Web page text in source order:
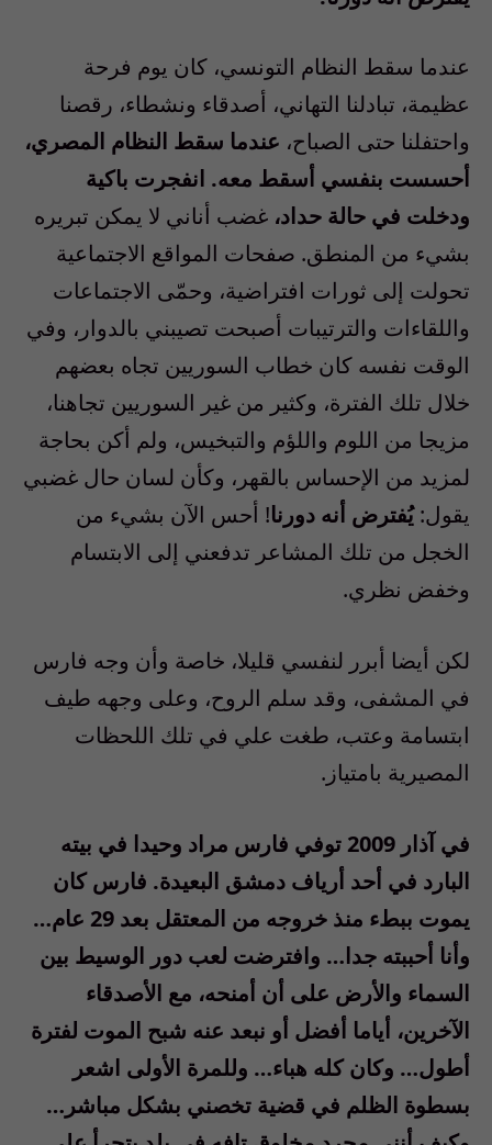
عندما سقط النظام التونسي، كان يوم فرحة
عظيمة، تبادلنا التهاني، أصدقاء ونشطاء، رقصنا
واحتفلنا حتى الصباح، عندما سقط النظام المصري،
أحسست بنفسي أسقط معه. انفجرت باكية
ودخلت في حالة حداد، غضب أناني لا يمكن تبريره
بشيء من المنطق. صفحات المواقع الاجتماعية
تحولت إلى ثورات افتراضية، وحمّى الاجتماعات
واللقاءات والترتيبات أصبحت تصيبني بالدوار، وفي
الوقت نفسه كان خطاب السوريين تجاه بعضهم
خلال تلك الفترة، وكثير من غير السوريين تجاهنا،
مزيجا من اللوم واللؤم والتبخيس، ولم أكن بحاجة
لمزيد من الإحساس بالقهر، وكأن لسان حال غضبي
يقول:يُفترض أنه دورنا! أحس الآن بشيء من
الخجل من تلك المشاعر تدفعني إلى الابتسام
وخفض نظري.
لكن أيضا أبرر لنفسي قليلا، خاصة وأن وجه فارس
في المشفى، وقد سلم الروح، وعلى وجهه طيف
ابتسامة وعتب، طغت علي في تلك اللحظات
المصيرية بامتياز.
في آذار 2009 توفي فارس مراد وحيدا في بيته
البارد في أحد أرياف دمشق البعيدة. فارس كان
يموت ببطء منذ خروجه من المعتقل بعد 29 عام…
وأنا أحببته جدا… وافترضت لعب دور الوسيط بين
السماء والأرض على أن أمنحه، مع الأصدقاء
الآخرين، أياما أفضل أو نبعد عنه شبح الموت لفترة
أطول… وكان كله هباء… وللمرة الأولى اشعر
بسطوة الظلم في قضية تخصني بشكل مباشر…